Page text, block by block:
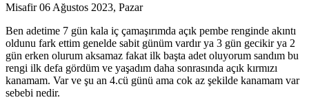
Misafir 06 Ağustos 2023, Pazar
Ben adetime 7 gün kala iç çamaşırımda açık pembe renginde akıntı
oldunu fark ettim genelde sabit günüm vardır ya 3 gün gecikir ya 2
gün erken olurum aksamaz fakat ilk başta adet oluyorum sandım bu
rengi ilk defa gördüm ve yaşadım daha sonrasında açık kırmızı
kanamam. Var ve şu an 4.cü günü ama cok az şekilde kanamam var
sebebi nedir.